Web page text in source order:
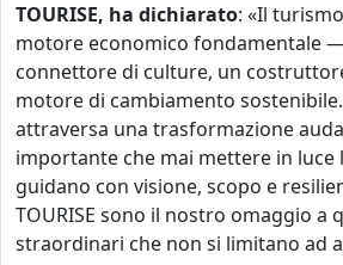
TOURISE, ha dichiarato: «Il
motore economico fondamentale
connettore di culture, un
motore di cambiamento
attraversa una trasformazione
importante che mai mettere in luce
guidano con visione, scopo e
TOURISE sono il nostro omaggio a
straordinari che non si limitano ad